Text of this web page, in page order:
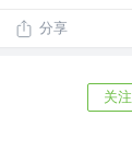
分享
关注